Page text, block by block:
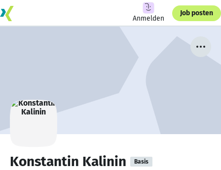
Anmelden
Job posten
Konstantin Kalinin Basis